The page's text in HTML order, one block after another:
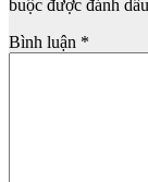
buộc được đánh dấu
Bình luận *